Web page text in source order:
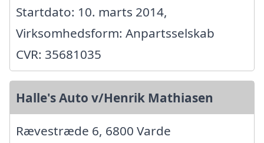
Startdato: 10. marts 2014,
Virksomhedsform: Anpartsselskab
CVR: 35681035
Halle's Auto v/Henrik Mathiasen
Rævestræde 6, 6800 Varde